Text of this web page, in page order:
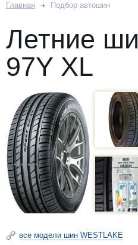
Главная Подбор автошин
Летние
97Y XL
все модели шин WESTLAKE